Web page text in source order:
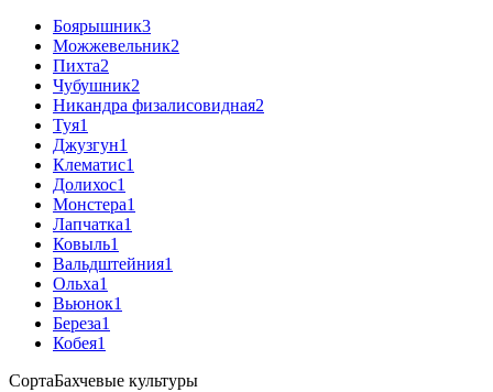
Боярышник3
Можжевельник2
Пихта2
Чубушник2
Никандра физалисовидная2
Туя1
Джузгун1
Клематис1
Долихос1
Монстера1
Лапчатка1
Ковыль1
Вальдштейния1
Ольха1
Вьюнок1
Береза1
Кобея1
СортаБахчевые культуры